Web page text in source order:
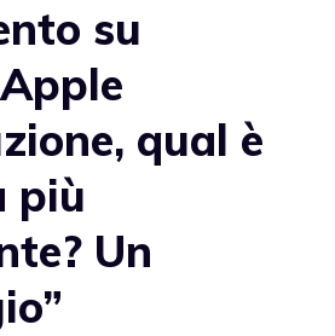
su
qual è
più
Un